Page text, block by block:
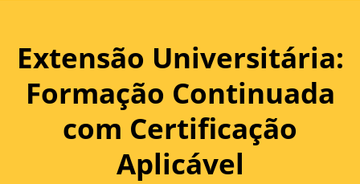
Extensão Universitária:
Formação Continuada
com Certificação
Aplicável